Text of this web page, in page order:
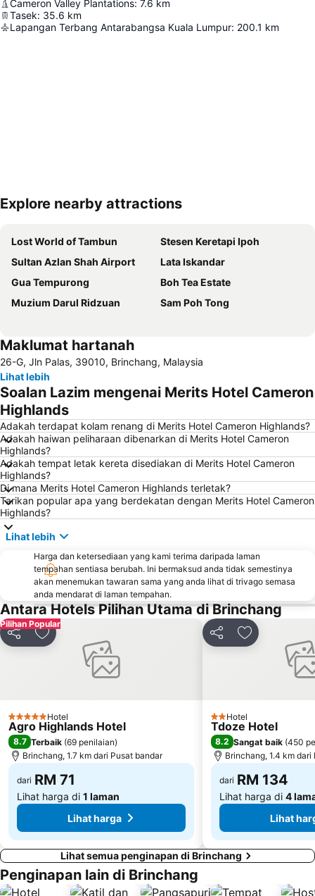
Cameron Valley Plantations: 7.6 km
Tasek: 35.6 km
Lapangan Terbang Antarabangsa Kuala Lumpur: 200.1 km
Kembangkan peta
Explore nearby attractions
Lost World of Tambun
Stesen Keretapi Ipoh
Sultan Azlan Shah Airport
Lata Iskandar
Gua Tempurong
Boh Tea Estate
Muzium Darul Ridzuan
Sam Poh Tong
Maklumat hartanah
26-G, Jln Palas, 39010, Brinchang, Malaysia
Lihat lebih
Soalan Lazim mengenai Merits Hotel Cameron
Highlands
Adakah terdapat kolam renang di Merits Hotel Cameron Highlands?
Adakah haiwan peliharaan dibenarkan di Merits Hotel Cameron
Highlands?
Adakah tempat letak kereta disediakan di Merits Hotel Cameron
Highlands?
Di mana Merits Hotel Cameron Highlands terletak?
Tarikan popular apa yang berdekatan dengan Merits Hotel Cameron
Highlands?
Lihat lebih
Harga dan ketersediaan yang kami terima daripada laman
tempahan sentiasa berubah. Ini bermaksud anda tidak semestinya
akan menemukan tawaran sama yang anda lihat di trivago semasa
anda mendarat di laman tempahan.
Antara Hotels Pilihan Utama di Brinchang
Pilihan Popular
Kongsi Tambah ke favorit
5 BintangHotel
Agro Highlands Hotel
8.7 Terbaik (69 penilaian)
Brinchang, 1.7 km dari Pusat bandar
dari RM 71
Lihat harga di 1 laman
Lihat harga
Kongsi Tambah ke
2 Bintang
Hotel
Tdoze Hotel
8.2 Sangat baik (450
Brinchang, 1.4 km dari
dari RM 134
Lihat harga di 4
Lihat
Lihat semua penginapan di Brinchang
Penginapan lain di Brinchang